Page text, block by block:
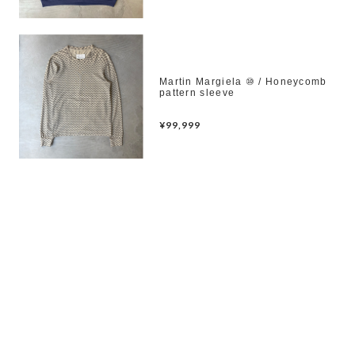
Martin Margiela ⑩ / Honeycomb
pattern sleeve
¥99,999